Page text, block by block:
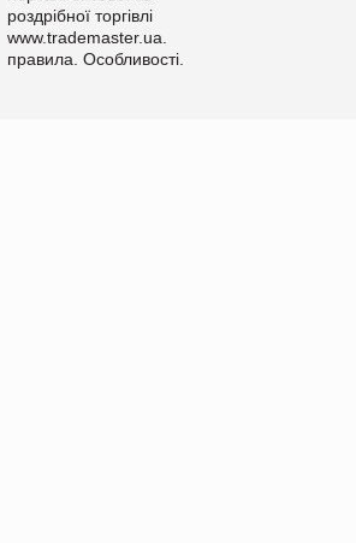
роздрібної торгівлі
www.trademaster.ua.
правила. Особливості.